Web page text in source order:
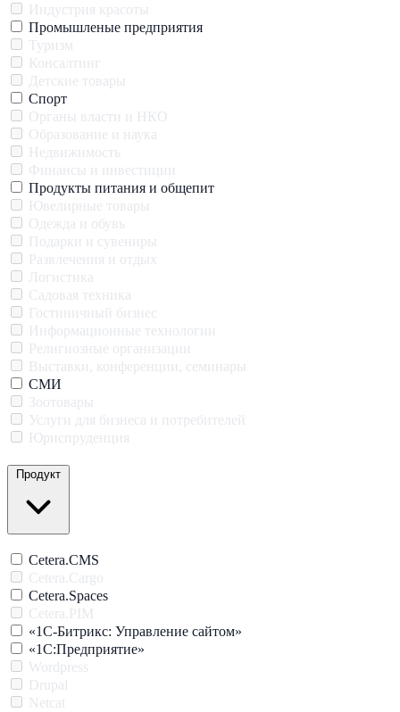
Индустрия красоты
Промышленые предприятия
Туризм
Консалтинг
Детские товары
Спорт
Органы власти и НКО
Образование и наука
Недвижимость
Финансы и инвестиции
Продукты питания и общепит
Ювелирные товары
Одежда и обувь
Подарки и сувениры
Развлечения и отдых
Логистика
Садовая техника
Гостиничный бизнес
Информационные технологии
Религиозные организации
Выставки, конференции, семинары
СМИ
Зоотовары
Услуги для бизнеса и потребителей
Юриспруденция
Продукт
Cetera.CMS
Cetera.Cargo
Cetera.Spaces
Cetera.PIM
«1С-Битрикс: Управление сайтом»
«1С:Предприятие»
Wordpress
Drupal
Netcat